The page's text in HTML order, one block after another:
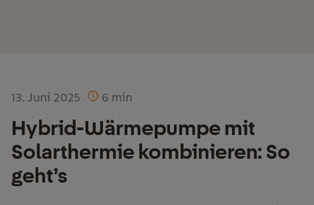
13. Juni 2025 6 min
Hybrid-Wärmepumpe mit
Solarthermie kombinieren: So
geht’s